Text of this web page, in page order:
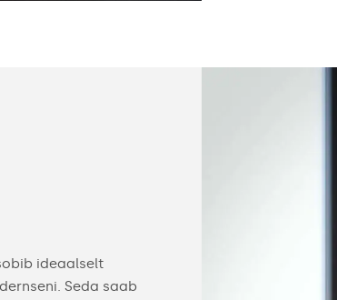
ideaalselt
Seda saab